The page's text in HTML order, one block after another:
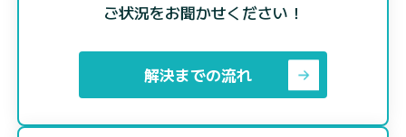
ご状況をお聞かせください！
解決までの流れ